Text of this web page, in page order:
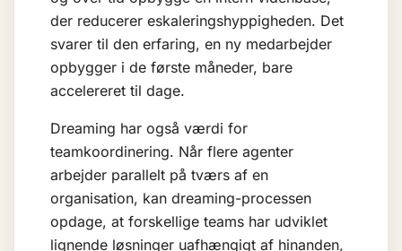
der reducerer eskaleringshyppigheden. Det
svarer til den erfaring, en ny medarbejder
opbygger i de første måneder, bare
accelereret til dage.
Dreaming har også værdi for
teamkoordinering. Når flere agenter
arbejder parallelt på tværs af en
organisation, kan dreaming-processen
opdage, at forskellige teams har udviklet
lignende løsninger uafhængigt af hinanden,